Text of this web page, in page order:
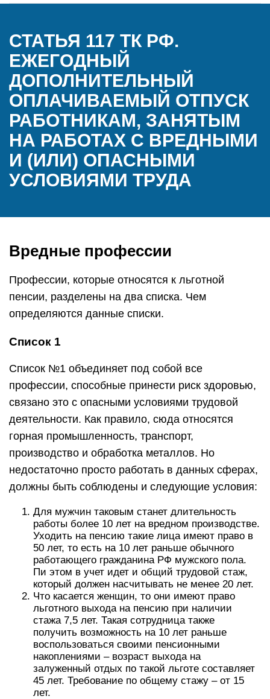
СТАТЬЯ 117 ТК РФ.
ЕЖЕГОДНЫЙ
ДОПОЛНИТЕЛЬНЫЙ
ОПЛАЧИВАЕМЫЙ ОТПУСК
РАБОТНИКАМ, ЗАНЯТЫМ
НА РАБОТАХ С ВРЕДНЫМИ
И (ИЛИ) ОПАСНЫМИ
УСЛОВИЯМИ ТРУДА
Вредные профессии
Профессии, которые относятся к льготной
пенсии, разделены на два списка. Чем
определяются данные списки.
Список 1
Список №1 объединяет под собой все
профессии, способные принести риск здоровью,
связано это с опасными условиями трудовой
деятельности. Как правило, сюда относятся
горная промышленность, транспорт,
производство и обработка металлов. Но
недостаточно просто работать в данных сферах,
должны быть соблюдены и следующие условия:
Для мужчин таковым станет длительность
работы более 10 лет на вредном производстве.
Уходить на пенсию такие лица имеют право в
50 лет, то есть на 10 лет раньше обычного
работающего гражданина РФ мужского пола.
Пи этом в учет идет и общий трудовой стаж,
который должен насчитывать не менее 20 лет.
Что касается женщин, то они имеют право
льготного выхода на пенсию при наличии
стажа 7,5 лет. Такая сотрудница также
получить возможность на 10 лет раньше
воспользоваться своими пенсионными
накоплениями – возраст выхода на
залуженный отдых по такой льготе составляет
45 лет. Требование по общему стажу – от 15
лет.